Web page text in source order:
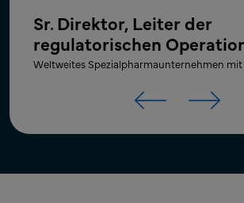
Pharmaunternehmen
Sr. Direktor, Leiter der
regulatorischen
Weltweites Spezialpharmaunternehmen mit
Arzneimittel Regulatory
Arzneimittel Regulatory
Arzneimittel Regulatory
Arzneimittel Regulatory
Arzneimittel Regulatory
Arzneimittel Publikation
Arzneimittel Regulatory
Arzneimittel Regulatory
Arzneimittel Regulatory
Arzneimittel Regulatory